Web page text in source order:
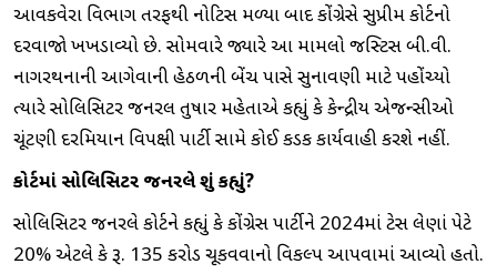
આવકવેરા વિભાગ તરફથી નોટિસ મળ્યા બાદ કોંગ્રેસે સુપ્રીમ કોર્ટનો
દરવાજો ખખડાવ્યો છે. સોમવારે જ્યારે આ મામલો જસ્ટિસ બી.વી.
નાગરથનાની આગેવાની હેઠળની બેંચ પાસે સુનાવણી માટે પહોંચ્યો
ત્યારે સોલિસિટર જનરલ તુષાર મહેતાએ કહ્યું કે કેન્દ્રીય એજન્સીઓ
ચૂંટણી દરમિયાન વિપક્ષી પાર્ટી સામે કોઈ કડક કાર્યવાહી કરશે નહીં.
કોર્ટમાં સોલિસિટર જનરલે શું કહ્યું?
સોલિસિટર જનરલે કોર્ટને કહ્યું કે કોંગ્રેસ પાર્ટીને 2024માં ટેક્સ લેણાં પેટે
20% એટલે કે રૂ. 135 કરોડ ચૂકવવાનો વિકલ્પ આપવામાં આવ્યો હતો.